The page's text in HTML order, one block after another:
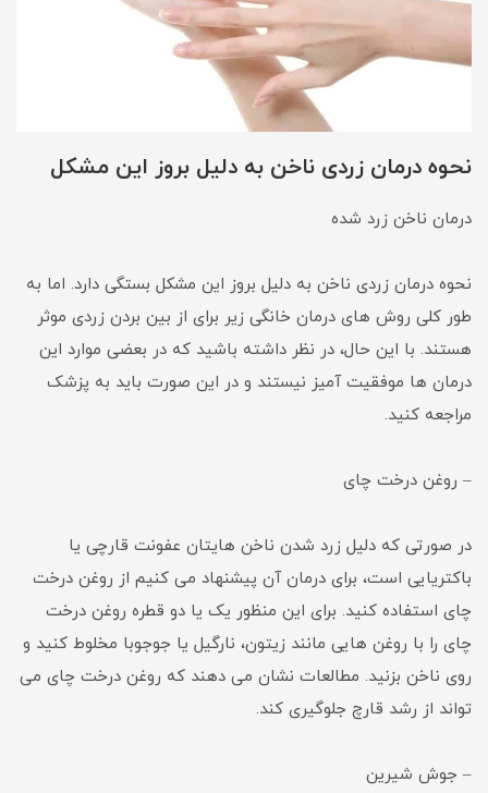
نحوه درمان زردی ناخن به دلیل بروز این مشکل
درمان ناخن زرد شده
نحوه درمان زردی ناخن به دلیل بروز این مشکل بستگی دارد. اما به
طور کلی روش های درمان خانگی زیر برای از بین بردن زردی موثر
هستند. با این حال، در نظر داشته باشید که در بعضی موارد این
درمان ها موفقیت آمیز نیستند و در این صورت باید به پزشک
مراجعه کنید.
– روغن درخت چای
در صورتی که دلیل زرد شدن ناخن هایتان عفونت قارچی یا
باکتریایی است، برای درمان آن پیشنهاد می کنیم از روغن درخت
چای استفاده کنید. برای این منظور یک یا دو قطره روغن درخت
چای را با روغن هایی مانند زیتون، نارگیل یا جوجوبا مخلوط کنید و
روی ناخن بزنید. مطالعات نشان می دهند که روغن درخت چای می
تواند از رشد قارچ جلوگیری کند.
– جوش شیرین